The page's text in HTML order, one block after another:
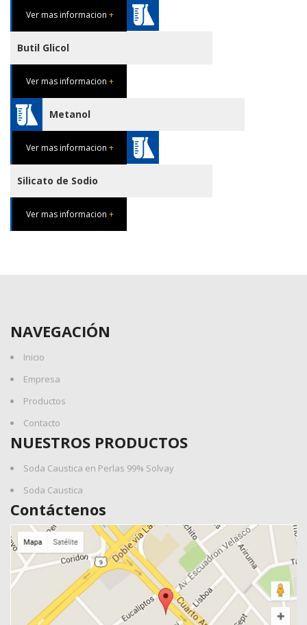
Ver mas informacion +
Butil Glicol
Ver mas informacion +
Metanol
Ver mas informacion +
Silicato de Sodio
Ver mas informacion +
NAVEGACIÓN
Inicio
Empresa
Productos
Contacto
NUESTROS PRODUCTOS
Soda Caustica en Perlas 99% Solvay
Soda Caustica
Contáctenos